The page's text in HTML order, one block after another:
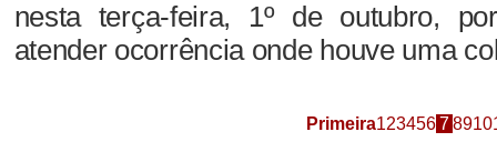
nesta terça-feira, 1º de outubro,
atender ocorrência onde houve uma
Primeira123456 7 8910